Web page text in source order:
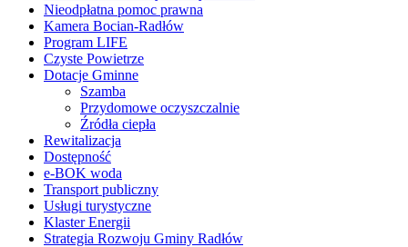
Nieodpłatna pomoc prawna
Kamera Bocian-Radłów
Program LIFE
Czyste Powietrze
Dotacje Gminne
Szamba
Przydomowe oczyszczalnie
Źródła ciepła
Rewitalizacja
Dostępność
e-BOK woda
Transport publiczny
Usługi turystyczne
Klaster Energii
Strategia Rozwoju Gminy Radłów